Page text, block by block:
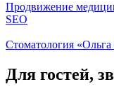
Продвижение
SEO
Стоматология
Для гостей,